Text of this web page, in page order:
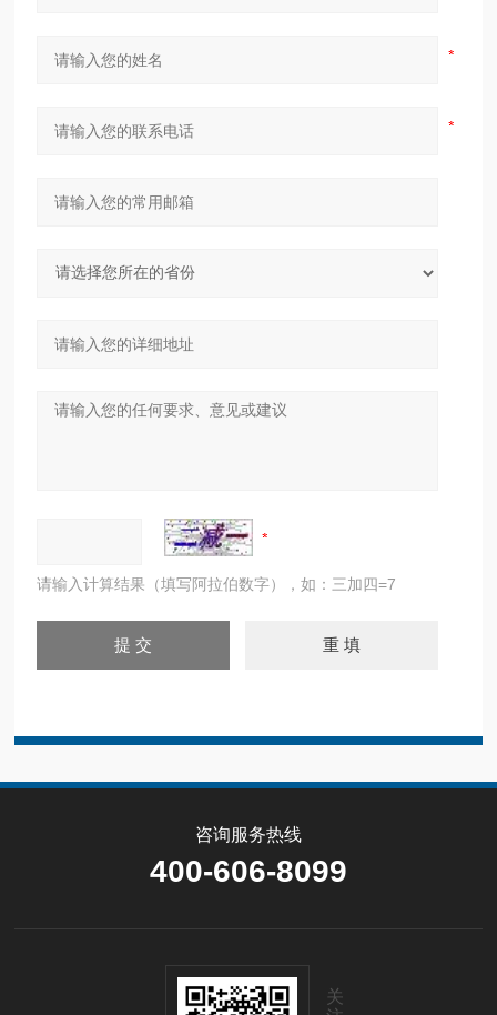
请输入计算结果（填写阿拉伯数字），如：三加四=7
咨询服务热线
400-606-8099
关